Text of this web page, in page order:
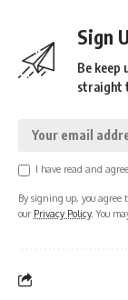
Sign
Be keep
straight
I have read and
By signing up, you agree
our Privacy Policy. You